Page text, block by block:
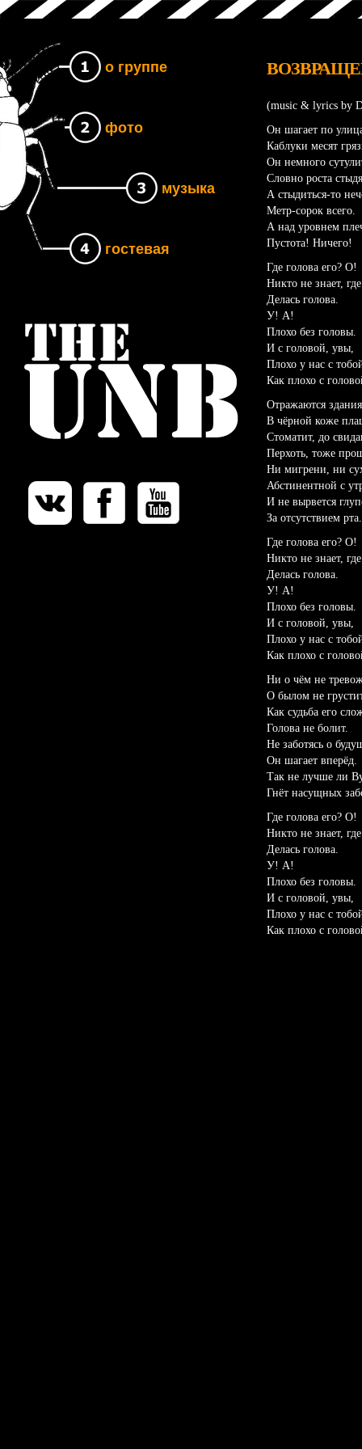
о группе
фото
музыка
гостевая
Группа The UNB
(music & lyrics by
Он шагает по
Каблуки месят
Он немного
Словно роста
А стыдиться-то
Метр-сорок всего.
А над уровнем
Пустота! Ничего!
Где голова его? О!
Никто не знает,
Делась голова.
У! А!
Плохо без головы.
И с головой, увы,
Плохо у нас с
Как плохо с
Отражаются здания
В чёрной коже
Стоматит, до
Перхоть, тоже
Ни мигрени, ни
Абстинентной с
И не вырвется
За отсутствием рта.
Где голова его? О!
Никто не знает,
Делась голова.
У! А!
Плохо без головы.
И с головой, увы,
Плохо у нас с
Как плохо с
Ни о чём не
О былом не
Как судьба его
Голова не болит.
Не заботясь о
Он шагает вперёд.
Так не лучше ли
Гнёт насущных
Где голова его? О!
Никто не знает,
Делась голова.
У! А!
Плохо без головы.
И с головой, увы,
Плохо у нас с
Как плохо с